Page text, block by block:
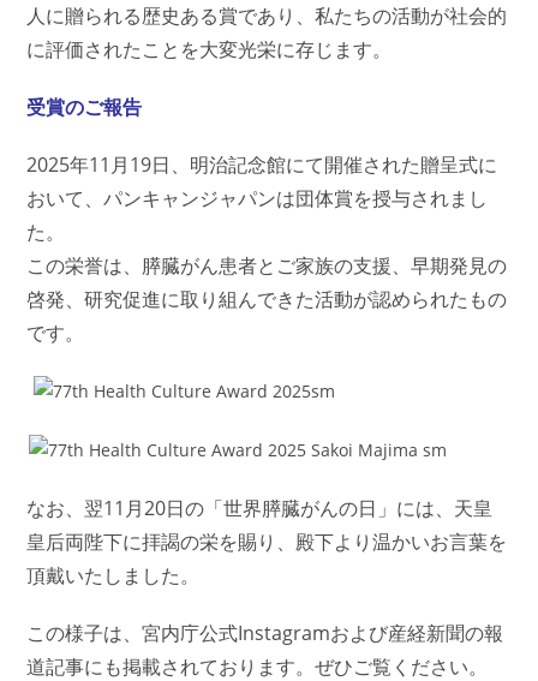
人に贈られる歴史ある賞であり、私たちの活動が社会的
に評価されたことを大変光栄に存じます。
受賞のご報告
2025年11月19日、明治記念館にて開催された贈呈式に
おいて、パンキャンジャパンは団体賞を授与されまし
た。
この栄誉は、膵臓がん患者とご家族の支援、早期発見の
啓発、研究促進に取り組んできた活動が認められたもの
です。
なお、翌11月20日の「世界膵臓がんの日」には、天皇
皇后両陛下に拝謁の栄を賜り、殿下より温かいお言葉を
頂戴いたしました。
この様子は、宮内庁公式Instagramおよび産経新聞の報
道記事にも掲載されております。ぜひご覧ください。